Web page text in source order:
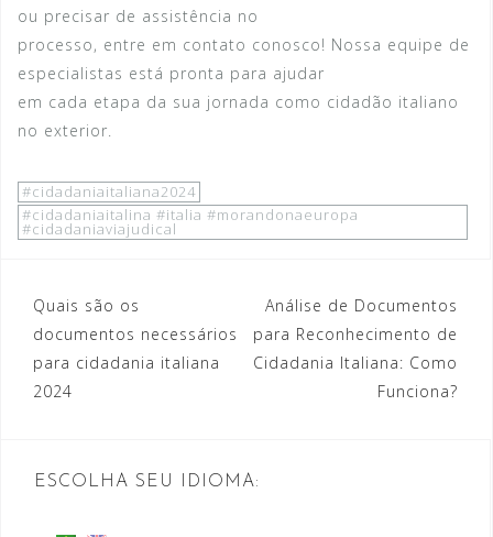
ou precisar de assistência no
processo, entre em contato conosco! Nossa equipe de
especialistas está pronta para ajudar
em cada etapa da sua jornada como cidadão italiano
no exterior.
#cidadaniaitaliana2024
#cidadaniaitalina #italia #morandonaeuropa
#cidadaniaviajudical
Navegação
de
Post
Quais são os
documentos necessários
para cidadania italiana
2024
Análise de Documentos
para Reconhecimento de
Cidadania Italiana: Como
Funciona?
ESCOLHA SEU IDIOMA: